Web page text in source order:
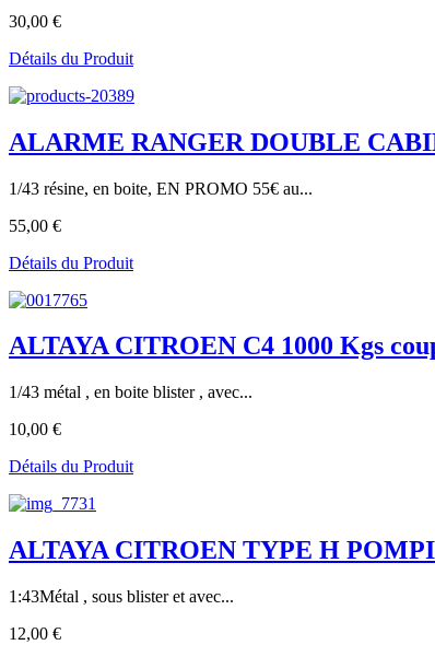
30,00 €
Détails du Produit
ALARME RANGER DOUBLE
1/43 résine, en boite, EN PROMO 55€ au...
55,00 €
Détails du Produit
ALTAYA CITROEN C4 1000 Kgs
1/43 métal , en boite blister , avec...
10,00 €
Détails du Produit
ALTAYA CITROEN TYPE H
1:43Métal , sous blister et avec...
12,00 €